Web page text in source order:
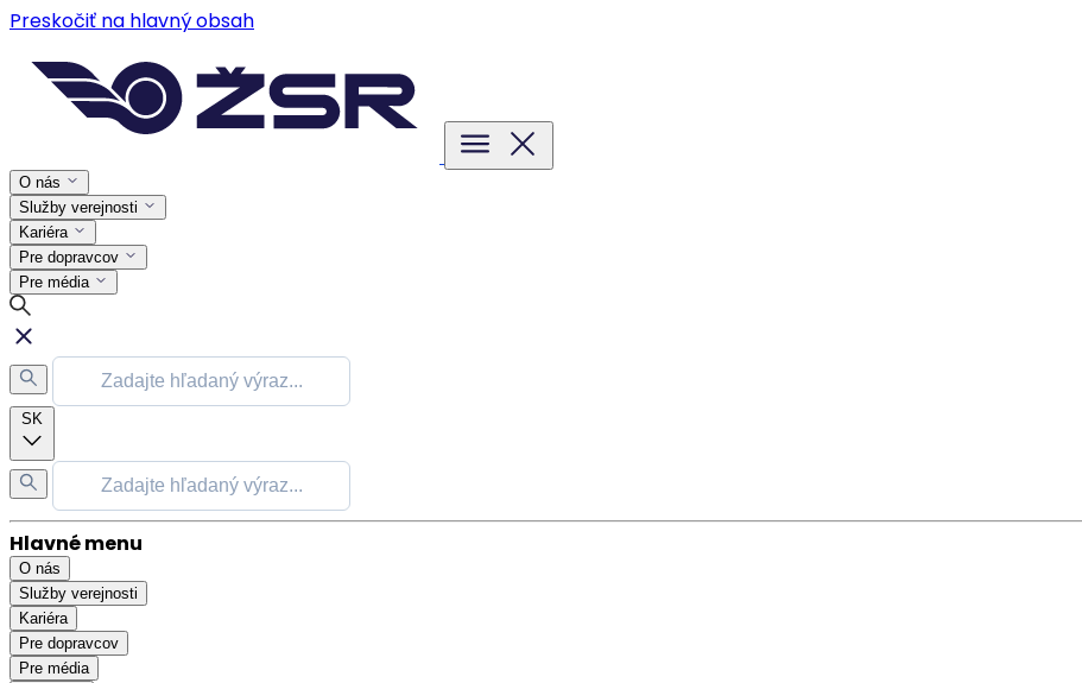
Preskočiť na hlavný obsah
O nás
Služby verejnosti
Kariéra
Pre dopravcov
Pre média
SK
Hlavné menu
O nás
Služby verejnosti
Kariéra
Pre dopravcov
Pre média